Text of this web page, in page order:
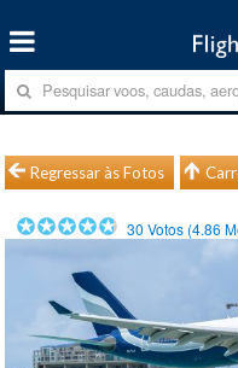
Regressar às Fotos
30 Votos (4.86